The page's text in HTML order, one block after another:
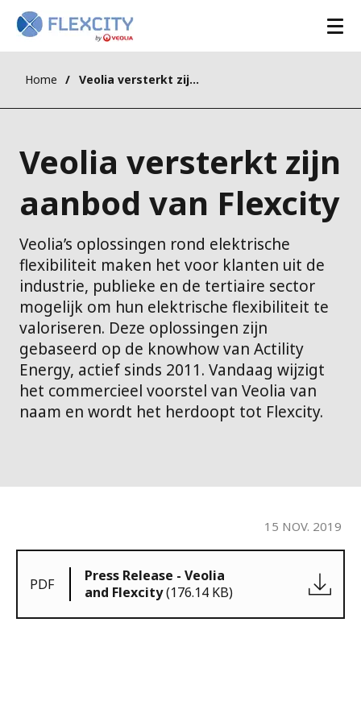
Home Veolia versterkt zijn aanbod van Flexcity
Veolia versterkt zijn
aanbod van Flexcity
Veolia’s oplossingen rond elektrische
flexibiliteit maken het voor klanten uit de
industrie, publieke en de tertiaire sector
mogelijk om hun elektrische flexibiliteit te
valoriseren. Deze oplossingen zijn
gebaseerd op de knowhow van Actility
Energy, actief sinds 2011. Vandaag wijzigt
het commercieel voorstel van Veolia van
naam en wordt het herdoopt tot Flexcity.
15 NOV. 2019
PDF
Press Release - Veolia
and Flexcity(176.14 KB)